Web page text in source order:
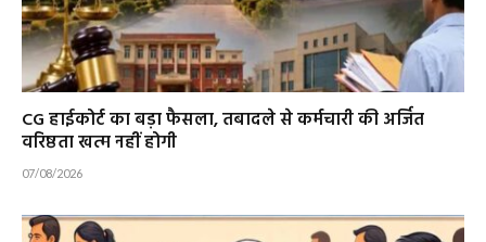
CG हाईकोर्ट का बड़ा फैसला, तबादले से कर्मचारी की अर्जित
वरिष्ठता खत्म नहीं होगी
07/08/2026